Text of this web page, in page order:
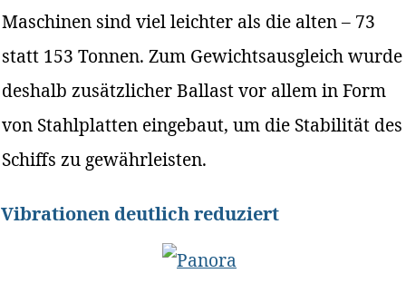
Maschinen sind viel leichter als die alten – 73
statt 153 Tonnen. Zum Gewichtsausgleich wurde
deshalb zusätzlicher Ballast vor allem in Form
von Stahlplatten eingebaut, um die Stabilität des
Schiffs zu gewährleisten.
Vibrationen deutlich reduziert